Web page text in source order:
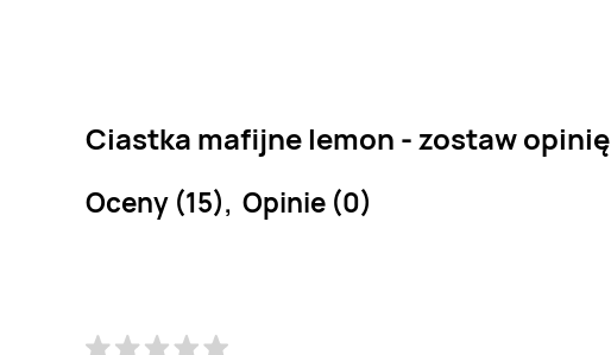
Ciastka mafijne lemon - zostaw opinię
Oceny (15), Opinie (0)